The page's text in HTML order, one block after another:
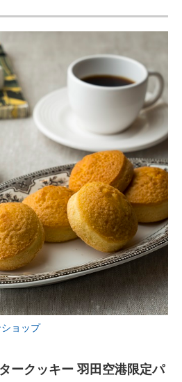
ョップ
ークッキー 羽田空港限定パ